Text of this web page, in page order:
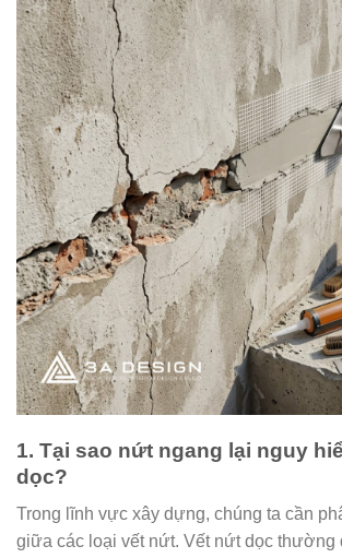
1. Tại sao nứt ngang lại nguy
dọc?
Trong lĩnh vực xây dựng, chúng ta cần
giữa các loại vết nứt. Vết nứt dọc thường